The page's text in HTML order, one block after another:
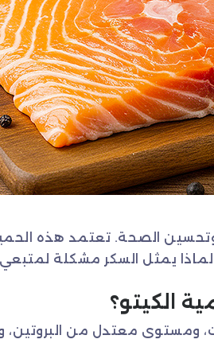
وتحسين الصحة. تعتمد هذه
يمثل السكر مشكلة لمتبعي
الكيتو؟
ومستوى معتدل من